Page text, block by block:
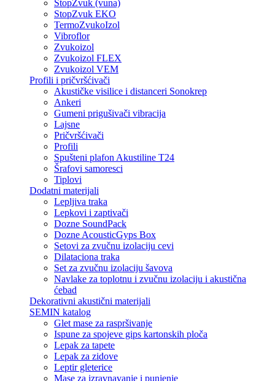
StopZvuk (vuna)
StopZvuk EKO
TermoZvukoIzol
Vibroflor
Zvukoizol
Zvukoizol FLEX
Zvukoizol VEM
Profili i pričvršćivači
Akustičke visilice i distanceri Sonokrep
Ankeri
Gumeni prigušivači vibracija
Lajsne
Pričvršćivači
Profili
Spušteni plafon Akustiline T24
Šrafovi samoresci
Tiplovi
Dodatni materijali
Lepljiva traka
Lepkovi i zaptivači
Dozne SoundPack
Dozne AcousticGyps Box
Setovi za zvučnu izolaciju cevi
Dilataciona traka
Set za zvučnu izolaciju šavova
Navlake za toplotnu i zvučnu izolaciju i akustična
ćebad
Dekorativni akustični materijali
SEMIN katalog
Glet mase za raspršivanje
Ispune za spojeve gips kartonskih ploča
Lepak za tapete
Lepak za zidove
Leptir gleterice
Mase za izravnavanje i punjenje